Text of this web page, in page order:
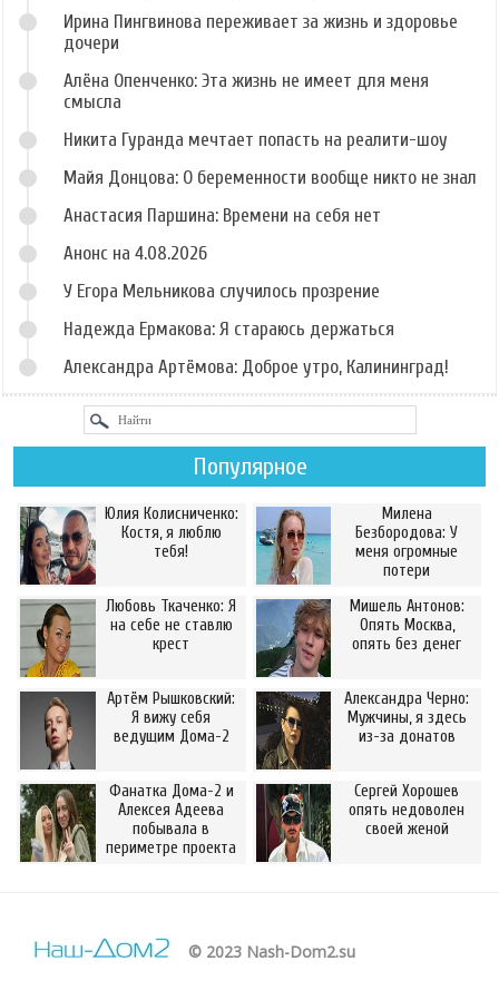
Ирина Пингвинова переживает за жизнь и здоровье
дочери
Алёна Опенченко: Эта жизнь не имеет для меня
смысла
Никита Гуранда мечтает попасть на реалити-шоу
Майя Донцова: О беременности вообще никто не знал
Анастасия Паршина: Времени на себя нет
Анонс на 4.08.2026
У Егора Мельникова случилось прозрение
Надежда Ермакова: Я стараюсь держаться
Александра Артёмова: Доброе утро, Калининград!
Популярное
Юлия Колисниченко:
Костя, я люблю
тебя!
Милена
Безбородова: У
меня огромные
потери
Любовь Ткаченко: Я
на себе не ставлю
крест
Мишель Антонов:
Опять Москва,
опять без денег
Артём Рышковский:
Я вижу себя
ведущим Дома-2
Александра Черно:
Мужчины, я здесь
из-за донатов
Фанатка Дома-2 и
Алексея Адеева
побывала в
периметре проекта
Сергей Хорошев
опять недоволен
своей женой
© 2023 Nash-Dom2.su